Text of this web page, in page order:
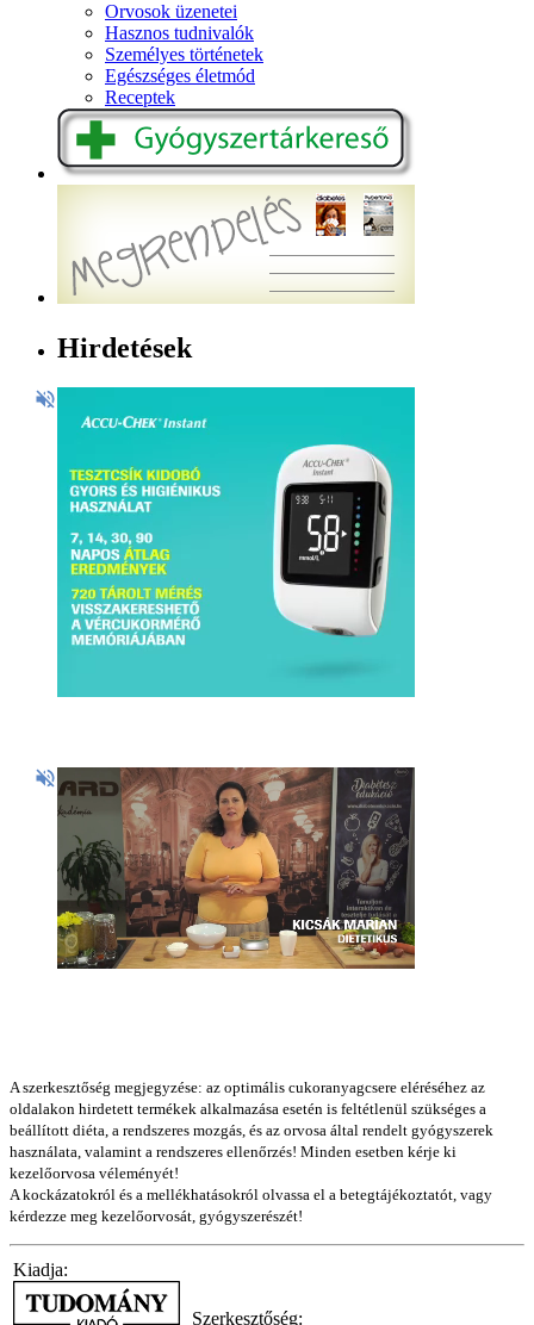
Orvosok üzenetei
Hasznos tudnivalók
Személyes történetek
Egészséges életmód
Receptek
Hirdetések
A szerkesztőség megjegyzése: az optimális cukoranyagcsere eléréséhez az
oldalakon hirdetett termékek alkalmazása esetén is feltétlenül szükséges a
beállított diéta, a rendszeres mozgás, és az orvosa által rendelt gyógyszerek
használata, valamint a rendszeres ellenőrzés! Minden esetben kérje ki
kezelőorvosa véleményét!
A kockázatokról és a mellékhatásokról olvassa el a betegtájékoztatót, vagy
kérdezze meg kezelőorvosát, gyógyszerészét!
Kiadja:
Szerkesztőség: